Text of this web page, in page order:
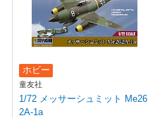
ホビー
童友社
1/72 メッサーシュミット Me26
2A-1a